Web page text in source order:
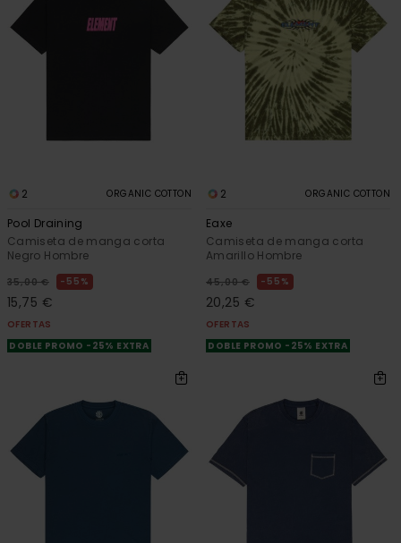
2 ORGANIC COTTON
Pool Draining
Camiseta de manga corta
Negro Hombre
35,00 € 55%
15,75 €
OFERTAS
DOBLE PROMO -25% EXTRA
2 ORGANIC COTTON
Eaxe
Camiseta de manga corta
Amarillo Hombre
45,00 € 55%
20,25 €
OFERTAS
DOBLE PROMO -25% EXTRA